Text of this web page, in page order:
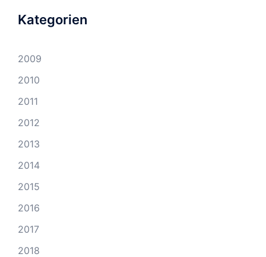
Kategorien
2009
2010
2011
2012
2013
2014
2015
2016
2017
2018